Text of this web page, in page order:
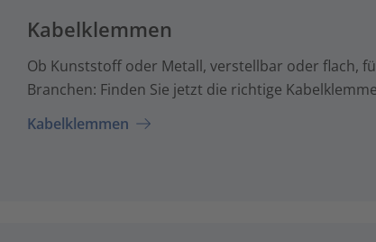
Kabelklemmen
Ob Kunststoff oder Metall, verstellbar oder flach,
Branchen: Finden Sie jetzt die richtige
Kabelklemmen